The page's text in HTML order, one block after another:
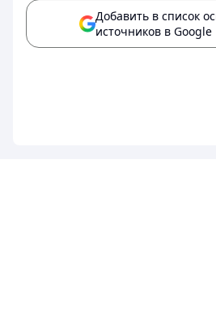
Добавить в список
источников в Google